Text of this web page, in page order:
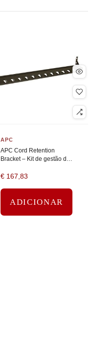
APC
APC Cord Retention
Bracket – Kit de gestão de
€ 167,83
ADICIONAR